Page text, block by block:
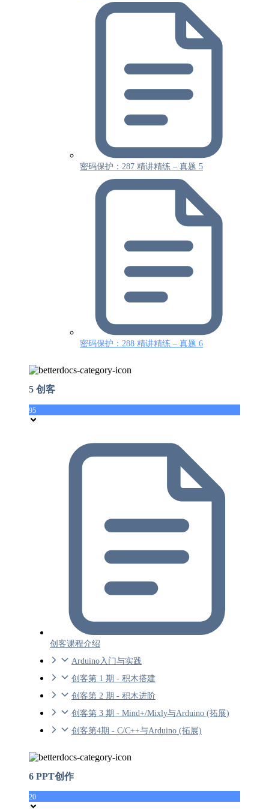
密码保护：287 精讲精练 – 真题 5
密码保护：288 精讲精练 – 真题 6
5 创客
95
创客课程介绍
Arduino入门与实践
创客第 1 期 - 积木搭建
创客第 2 期 - 积木进阶
创客第 3 期 - Mind+/Mixly与Arduino (拓展)
创客第4期 - C/C++与Arduino (拓展)
6 PPT创作
20